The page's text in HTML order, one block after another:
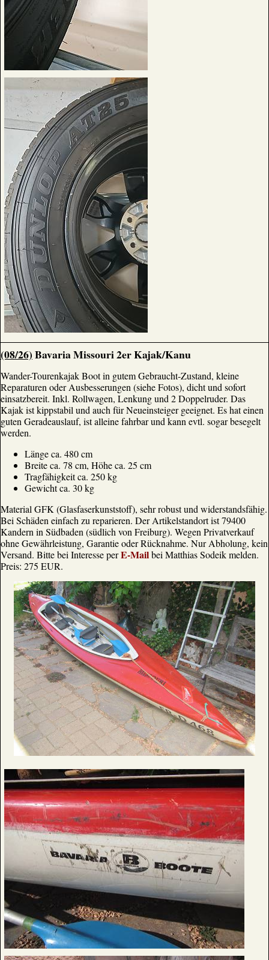
(08/26)Bavaria Missouri 2er Kajak/Kanu
Wander-Tourenkajak Boot in gutem Gebraucht-Zustand, kleine
Reparaturen oder Ausbesserungen (siehe Fotos), dicht und sofort
einsatzbereit. Inkl. Rollwagen, Lenkung und 2 Doppelruder. Das
Kajak ist kippstabil und auch für Neueinsteiger geeignet. Es hat einen
guten Geradeauslauf, ist alleine fahrbar und kann evtl. sogar besegelt
werden.
Länge ca. 480 cm
Breite ca. 78 cm, Höhe ca. 25 cm
Tragfähigkeit ca. 250 kg
Gewicht ca. 30 kg
Material GFK (Glasfaserkunststoff), sehr robust und widerstandsfähig.
Bei Schäden einfach zu reparieren. Der Artikelstandort ist 79400
Kandern in Südbaden (südlich von Freiburg). Wegen Privatverkauf
ohne Gewährleistung, Garantie oder Rücknahme. Nur Abholung, kein
Versand. Bitte bei Interesse perE-Mailbei Matthias Sodeik melden.
Preis: 275 EUR.